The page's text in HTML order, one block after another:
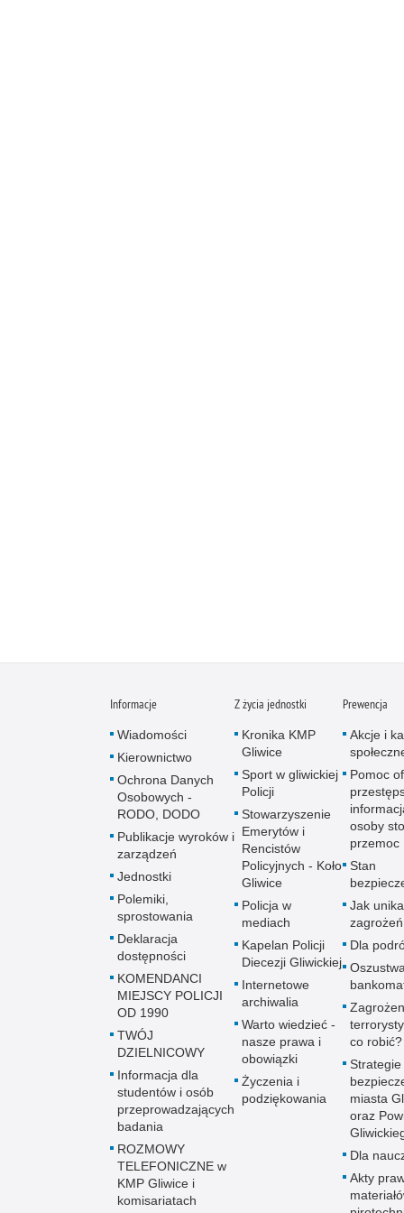
Informacje
Wiadomości
Kierownictwo
Ochrona Danych
Osobowych -
RODO, DODO
Publikacje wyroków i
zarządzeń
Jednostki
Polemiki,
sprostowania
Deklaracja
dostępności
KOMENDANCI
MIEJSCY POLICJI
OD 1990
TWÓJ
DZIELNICOWY
Informacja dla
studentów i osób
przeprowadzających
badania
ROZMOWY
TELEFONICZNE w
KMP Gliwice i
komisariatach
Z życia jednostki
Kronika KMP
Gliwice
Sport w gliwickiej
Policji
Stowarzyszenie
Emerytów i
Rencistów
Policyjnych - Koło
Gliwice
Policja w
mediach
Kapelan Policji
Diecezji Gliwickiej
Internetowe
archiwalia
Warto wiedzieć -
nasze prawa i
obowiązki
Życzenia i
podziękowania
Prewencja
Akcje i
Pomoc
osoby
przemoc
Stan
Jak
zagrożeń
Dla
co robić?
Strategie
miasta
oraz
Dla
Akty